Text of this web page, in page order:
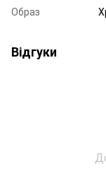
Образ
Відгуки